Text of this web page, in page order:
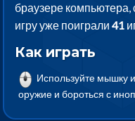
браузере
игру уже поиграли41
Как играть
Используйте мышку
оружие и бороться с